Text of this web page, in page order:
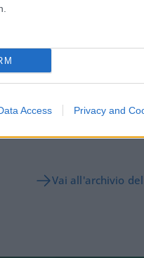
Access Privacy and
del 07/08/2026
Vai all'archivio